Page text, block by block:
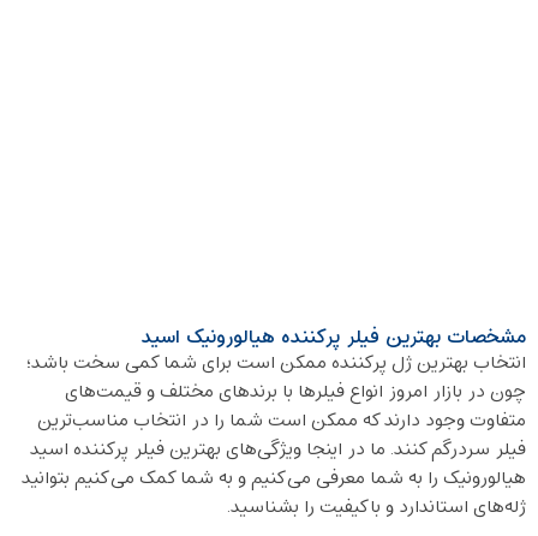
مشخصات بهترین فیلر پرکننده هیالورونیک اسید
انتخاب بهترین ژل پرکننده ممکن است برای شما کمی سخت باشد؛
چون در بازار امروز انواع فیلرها با برندهای مختلف و قیمت‌های
متفاوت وجود دارند که ممکن است شما را در انتخاب مناسب‌ترین
فیلر سردرگم کنند. ما در اینجا ویژگی‌های بهترین فیلر پرکننده اسید
هیالورونیک را به شما معرفی می‌کنیم و به شما کمک می‌کنیم بتوانید
ژله‌های استاندارد و باکیفیت را بشناسید.